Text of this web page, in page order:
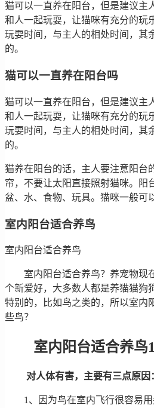
猫可以一直养在阳台，但是建议主
和人一起玩耍，让猫咪有充分的玩
玩耍时间，与主人的相处时间，其
的。
猫可以一直养在阳台吗
猫可以一直养在阳台，但是建议主
和人一起玩耍，让猫咪有充分的玩
玩耍时间，与主人的相处时间，其
的。
猫养在阳台的话，主人要注意阳台
帘，不要让太阳直接照射猫咪。阳
盆、水、食物、玩具。猫咪一般可
室内阳台适合养鸟
室内阳台适合养鸟
室内阳台适合养鸟？养宠物现
个新爱好，大多数人都是养猫猫狗
特别的，比如鸟之类的，所以室内
些鸟？
室内阳台适合养鸟1
对人体有害，主要有三点原因
1、因为鸟在室内飞行很容易用